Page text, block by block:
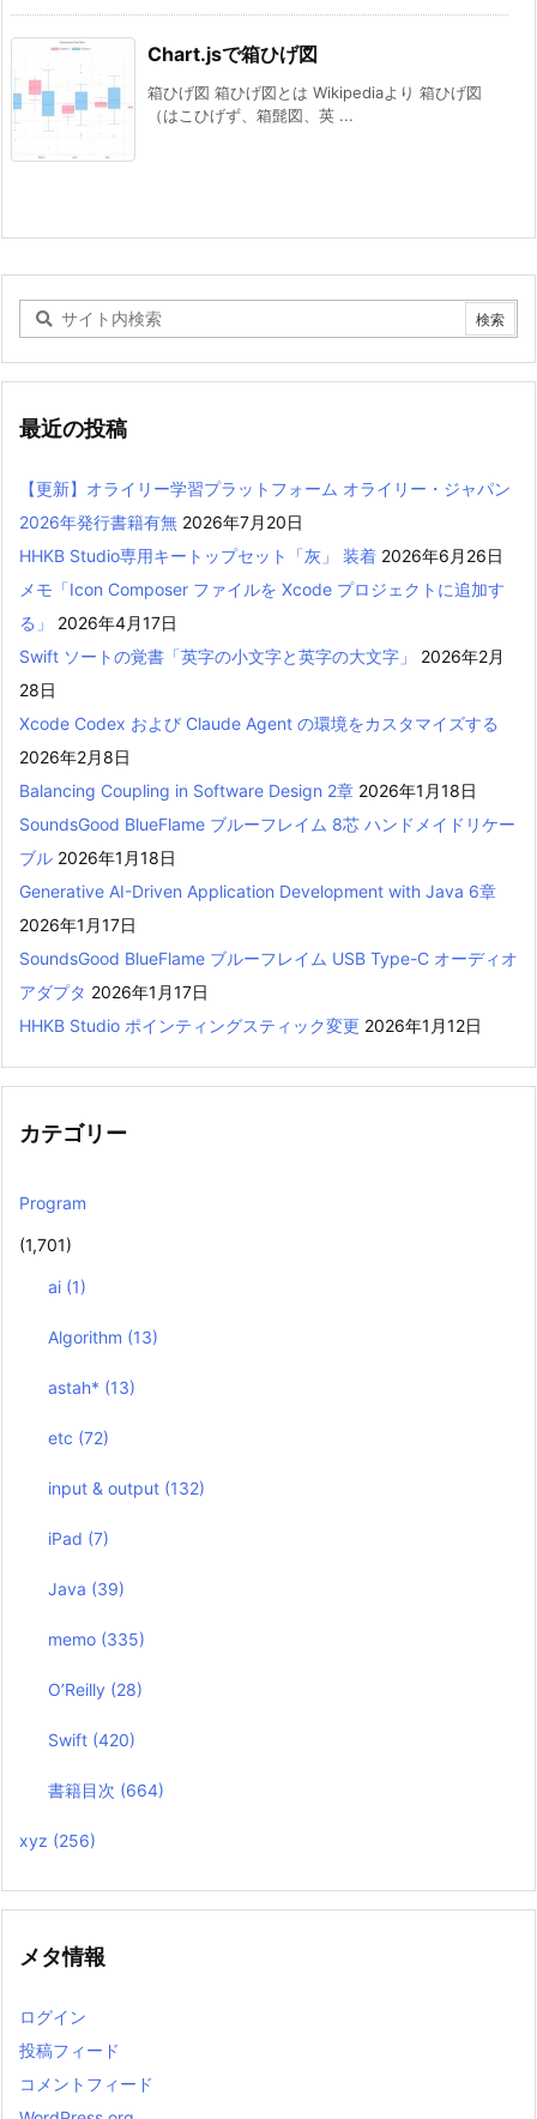
Chart.jsで箱ひげ図
箱ひげ図 箱ひげ図とは Wikipediaより 箱ひげ図
（はこひげず、箱髭図、英 ...
最近の投稿
【更新】オライリー学習プラットフォーム オライリー・ジャパン
2026年発行書籍有無 2026年7月20日
HHKB Studio専用キートップセット「灰」 装着 2026年6月26日
メモ「Icon Composer ファイルを Xcode プロジェクトに追加す
る」
2026年4月17日
Swift ソートの覚書「英字の小文字と英字の大文字」
2026年2月
28日
Xcode Codex および Claude Agent の環境をカスタマイズする
2026年2月8日
Balancing Coupling in Software Design 2章 2026年1月18日
SoundsGood BlueFlame ブルーフレイム 8芯 ハンドメイドリケー
ブル 2026年1月18日
Generative AI-Driven Application Development with Java 6章
2026年1月17日
SoundsGood BlueFlame ブルーフレイム USB Type-C オーディオ
アダプタ 2026年1月17日
HHKB Studio ポインティングスティック変更 2026年1月12日
カテゴリー
Program
(1,701)
ai (1)
Algorithm (13)
astah* (13)
etc (72)
input & output (132)
iPad (7)
Java (39)
memo (335)
O’Reilly (28)
Swift (420)
書籍目次 (664)
xyz (256)
メタ情報
ログイン
投稿フィード
コメントフィード